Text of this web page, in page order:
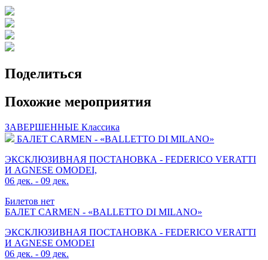
Поделиться
Похожие мероприятия
ЗАВЕРШЕННЫЕ Классика
БАЛЕТ CARMEN - «BALLETTO DI MILANO»
ЭКСКЛЮЗИВНАЯ ПОСТАНОВКА - FEDERICO VERATTI
И​ AGNESE OMODEI,
06 дек. - 09 дек.
Билетов нет
БАЛЕТ CARMEN - «BALLETTO DI MILANO»
ЭКСКЛЮЗИВНАЯ ПОСТАНОВКА - FEDERICO VERATTI
И​ AGNESE OMODEI
06 дек. - 09 дек.